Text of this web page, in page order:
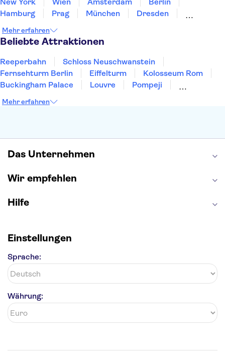
Hamburg
Prag München
Dresden
Stuttgart
Bremen
Mehr erfahren
Beliebte Attraktionen
Reeperbahn
Schloss Neuschwanstein
Fernsehturm Berlin
Eiffelturm
Kolosseum Rom
Buckingham Palace
Louvre
Pompeji
Moulin Rouge
Mehr erfahren
Das Unternehmen
Wir empfehlen
Hilfe
Einstellungen
Sprache:
Währung: